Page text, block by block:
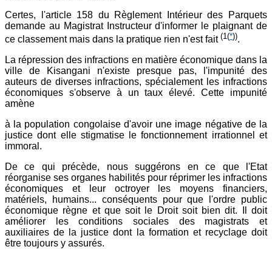
Certes, l'article 158 du Règlement Intérieur des Parquets
demande au Magistrat Instructeur d'informer le plaignant de
ce classement mais dans la pratique rien n'est fait (1(*)).
La répression des infractions en matière économique dans la
ville de Kisangani n'existe presque pas, l'impunité des
auteurs de diverses infractions, spécialement les infractions
économiques s'observe à un taux élevé. Cette impunité
amène
à la population congolaise d'avoir une image négative de la
justice dont elle stigmatise le fonctionnement irrationnel et
immoral.
De ce qui précède, nous suggérons en ce que l'Etat
réorganise ses organes habilités pour réprimer les infractions
économiques et leur octroyer les moyens financiers,
matériels, humains... conséquents pour que l'ordre public
économique règne et que soit le Droit soit bien dit. Il doit
améliorer les conditions sociales des magistrats et
auxiliaires de la justice dont la formation et recyclage doit
être toujours y assurés.